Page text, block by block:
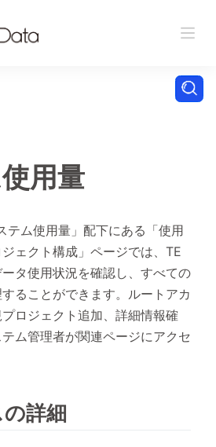
用量
テム使用量」配下にある「使用
ェクト構成」ページでは、TE
タ使用状況を確認し、すべての
ることができます。ルートアカ
ロジェクト追加、詳細情報確
ム管理者が関連ページにアクセ
詳細